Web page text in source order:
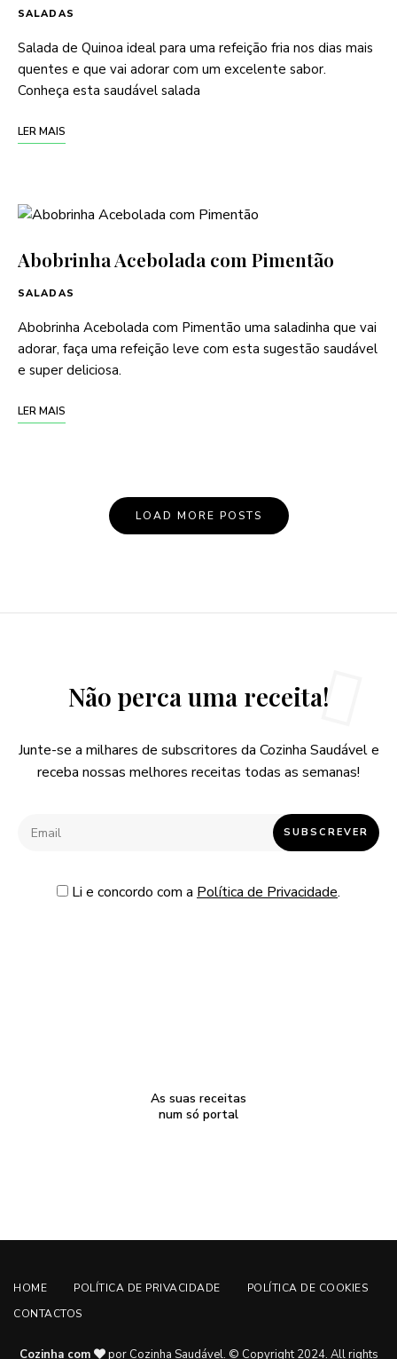
SALADAS
Salada de Quinoa ideal para uma refeição fria nos dias mais
quentes e que vai adorar com um excelente sabor.
Conheça esta saudável salada
LER MAIS
Abobrinha Acebolada com Pimentão
SALADAS
Abobrinha Acebolada com Pimentão uma saladinha que vai
adorar, faça uma refeição leve com esta sugestão saudável
e super deliciosa.
LER MAIS
LOAD MORE POSTS
Não perca uma receita!
Junte-se a milhares de subscritores da Cozinha Saudável e
receba nossas melhores receitas todas as semanas!
Li e concordo com a Política de Privacidade.
As suas receitas
num só portal
HOME POLÍTICA DE PRIVACIDADE
POLÍTICA DE COOKIES
CONTACTOS
Cozinha com
por Cozinha Saudável. © Copyright 2024. All rights